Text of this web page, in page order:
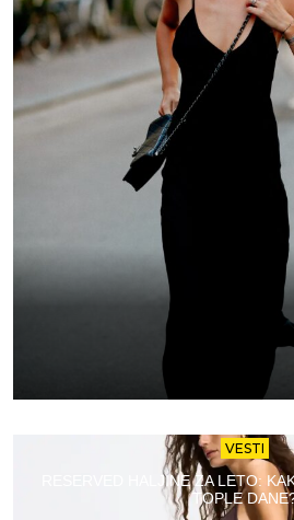
VESTI
RESERVED HALJINE ZA LETO:
TOPLE